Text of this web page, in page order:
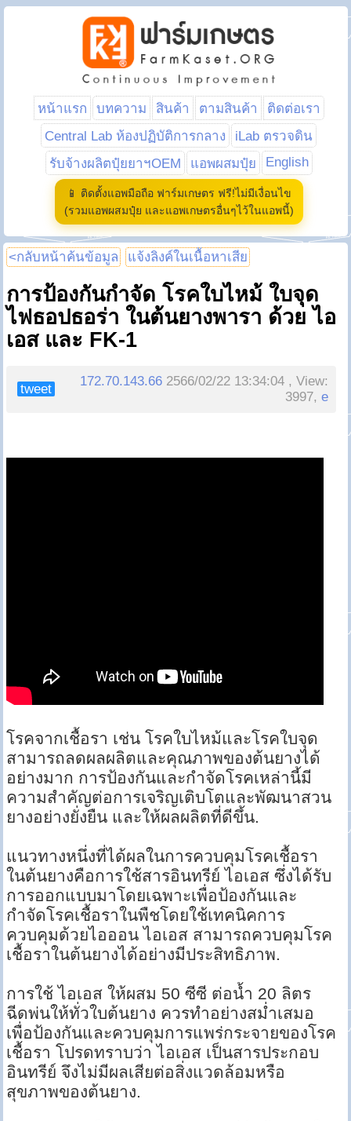
หน้าแรก บทความ สินค้า ตามสินค้า
ติดต่อเรา
Central Lab ห้องปฏิบัติการกลาง
iLab ตรวจดิน
รับจ้างผลิตปุ๋ยยาฯOEM
แอพผสมปุ๋ย English
📱 ติดตั้งแอพมือถือ ฟาร์มเกษตร ฟรี!ไม่มีเงื่อนไข
(รวมแอพผสมปุ๋ย และแอพเกษตรอื่นๆไว้ในแอพนี้)
<กลับหน้าค้นข้อมูล แจ้งลิงค์ในเนื้อหาเสีย
การป้องกันกำจัด โรคใบไหม้ ใบจุด
ไฟธอปธอร่า ในต้นยางพารา ด้วย ไอ
เอส และ FK-1
tweet
172.70.143.66 2566/02/22 13:34:04 , View:
3997,e
โรคจากเชื้อรา เช่น โรคใบไหม้และโรคใบจุด
สามารถลดผลผลิตและคุณภาพของต้นยางได้
อย่างมาก การป้องกันและกำจัดโรคเหล่านี้มี
ความสำคัญต่อการเจริญเติบโตและพัฒนาสวน
ยางอย่างยั่งยืน และให้ผลผลิตที่ดีขึ้น.
แนวทางหนึ่งที่ได้ผลในการควบคุมโรคเชื้อรา
ในต้นยางคือการใช้สารอินทรีย์ ไอเอส ซึ่งได้รับ
การออกแบบมาโดยเฉพาะเพื่อป้องกันและ
กำจัดโรคเชื้อราในพืชโดยใช้เทคนิคการ
ควบคุมด้วยไอออน ไอเอส สามารถควบคุมโรค
เชื้อราในต้นยางได้อย่างมีประสิทธิภาพ.
การใช้ ไอเอส ให้ผสม 50 ซีซี ต่อน้ำ 20 ลิตร
ฉีดพ่นให้ทั่วใบต้นยาง ควรทำอย่างสม่ำเสมอ
เพื่อป้องกันและควบคุมการแพร่กระจายของโรค
เชื้อรา โปรดทราบว่า ไอเอส เป็นสารประกอบ
อินทรีย์ จึงไม่มีผลเสียต่อสิ่งแวดล้อมหรือ
สุขภาพของต้นยาง.